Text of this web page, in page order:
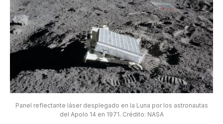
Panel reflectante láser desplegado en la Luna por los astronautas
del Apolo 14 en 1971. Crédito: NASA